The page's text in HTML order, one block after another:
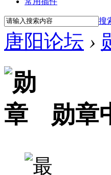
搜
唐阳论坛 ›
勋章